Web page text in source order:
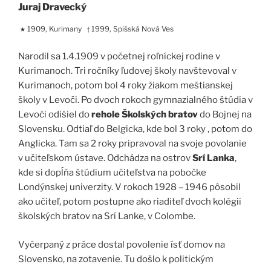
Juraj Dravecký
★ 1909, Kurimany †1999, Spišská Nová Ves
Narodil sa 1.4.1909 v početnej roľníckej rodine v
Kurimanoch. Tri ročníky ľudovej školy navštevoval v
Kurimanoch, potom bol 4 roky žiakom meštianskej
školy v Levoči. Po dvoch rokoch gymnazialného štúdia v
Levoči odišiel dorehole Školských bratovdo Bojnej na
Slovensku. Odtiaľ do Belgicka, kde bol 3 roky , potom do
Anglicka. Tam sa 2 roky pripravoval na svoje povolanie
v učiteľskom ústave. Odchádza na ostrovSrí Lanka,
kde si dopĺňa štúdium učiteľstva na pobočke
Londýnskej univerzity. V rokoch 1928 – 1946 pôsobil
ako učiteľ, potom postupne ako riaditeľ dvoch kolégii
školských bratov na Srí Lanke, v Colombe.
Vyčerpaný z práce dostal povolenie ísť domov na
Slovensko, na zotavenie. Tu došlo k politickým